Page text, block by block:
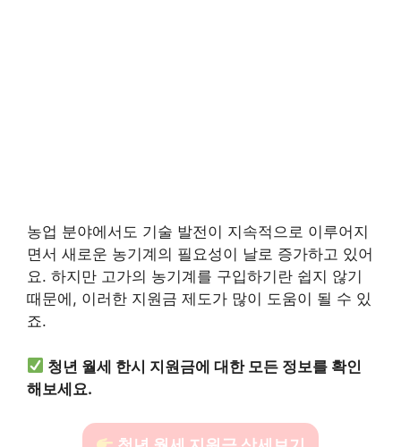
농업 분야에서도 기술 발전이 지속적으로 이루어지
면서 새로운 농기계의 필요성이 날로 증가하고 있어
요. 하지만 고가의 농기계를 구입하기란 쉽지 않기
때문에, 이러한 지원금 제도가 많이 도움이 될 수 있
죠.
청년 월세 한시 지원금에 대한 모든 정보를 확인
해보세요.